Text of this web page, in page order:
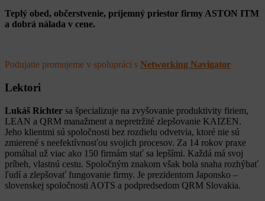
Teplý obed, občerstvenie, príjemný priestor firmy ASTON ITM
a dobrá nálada v cene.
Podujatie promujeme v spolupráci s Networking Navigator
Lektori
Lukáš Richter sa špecializuje na zvyšovanie produktivity firiem,
LEAN a QRM manažment a nepretržité zlepšovanie KAIZEN.
Jeho klientmi sú spoločnosti bez rozdielu odvetvia, ktoré nie sú
zmierené s neefektívnosťou svojich procesov. Za 14 rokov praxe
pomáhal už viac ako 150 firmám stať sa lepšími. Každá má svoj
príbeh, vlastnú cestu. Spoločným znakom však bola snaha rozhýbať
ľudí a zlepšovať fungovanie firmy. Je prezidentom Japonsko –
slovenskej spoločnosti AOTS a podpredsedom QRM Slovakia.